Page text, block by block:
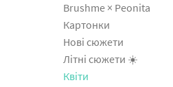
Brushme × Peonita
Картонки
Нові сюжети
Літні сюжети ☀️
Квіти